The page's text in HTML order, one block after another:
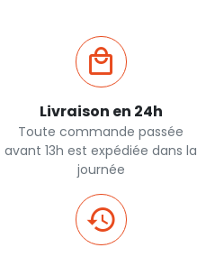
Livraison en 24h
Toute commande passée
avant 13h est expédiée dans la
journée